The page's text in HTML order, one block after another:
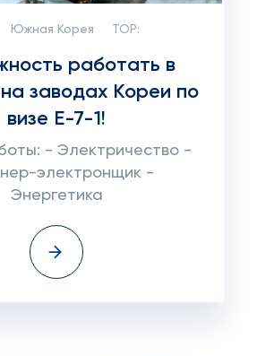
Южная Корея TOP:
работать в
заводах Кореи по
визе Е-7-1!
- Электричество -
электронщик -
Энергетика